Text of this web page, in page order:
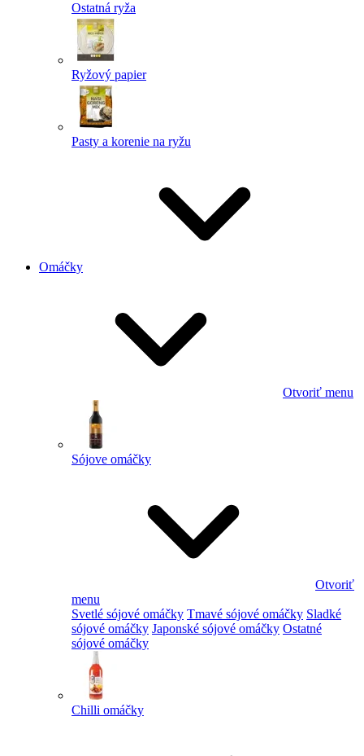
Ostatná ryža
Ryžový papier
Pasty a korenie na ryžu
Omáčky
Otvoriť menu
Sójove omáčky
Otvoriť
menu
Svetlé sójové omáčky Tmavé sójové omáčky Sladké
sójové omáčky Japonské sójové omáčky Ostatné
sójové omáčky
Chilli omáčky